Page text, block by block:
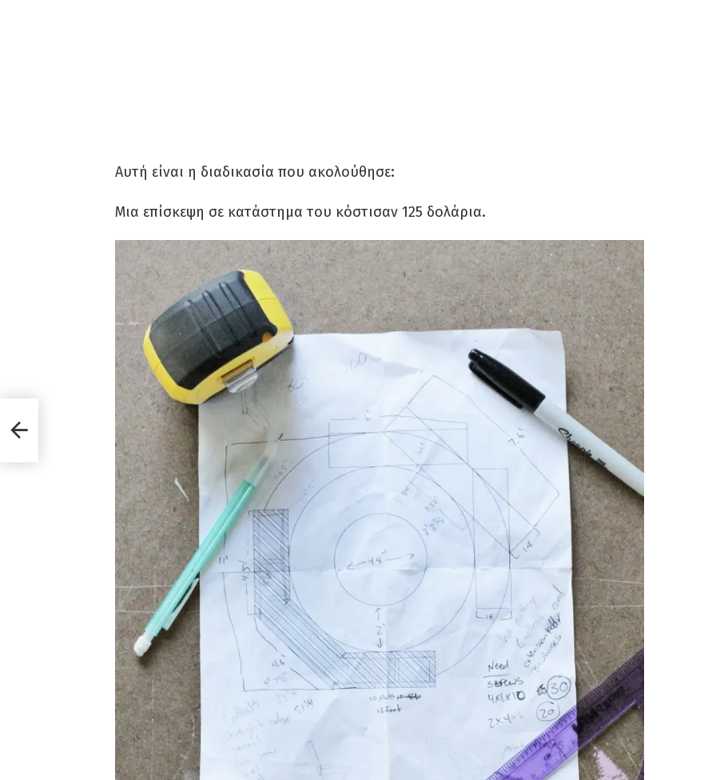
Αυτή είναι η διαδικασία που ακολούθησε:
Μια επίσκεψη σε κατάστημα του κόστισαν 125 δολάρια.